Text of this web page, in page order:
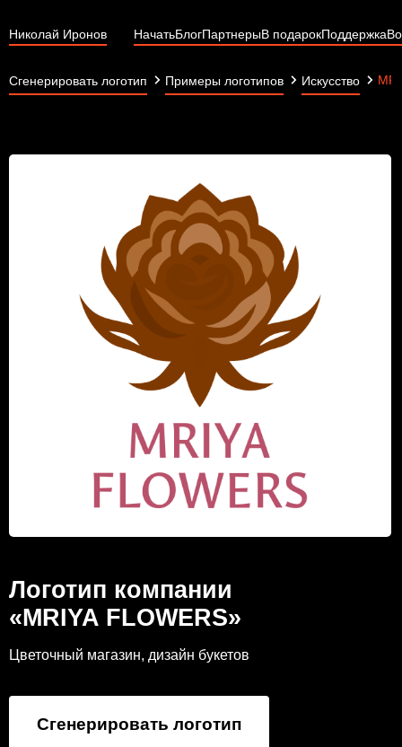
Николай Иронов НачатьБлогПартнерыВ подарокПоддержка
Сгенерировать логотип Примеры логотипов Искусство
Логотип компании
«MRIYA FLOWERS»
Цветочный магазин, дизайн букетов
Сгенерировать логотип